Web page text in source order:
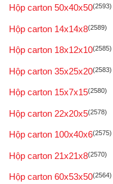
Hộp carton 50x40x50(2593)
Hộp carton 14x14x8(2589)
Hộp carton 18x12x10(2585)
Hộp carton 35x25x20(2583)
Hộp carton 15x7x15(2580)
Hộp carton 22x20x5(2578)
Hộp carton 100x40x6(2575)
Hộp carton 21x21x8(2570)
Hộp carton 60x53x50(2564)